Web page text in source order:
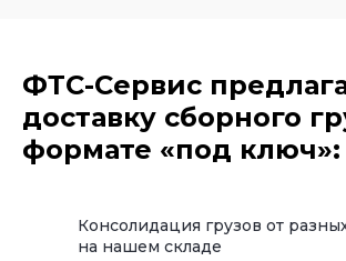
ФТС-Сервис
доставку сборного
формате «под ключ»:
Консолидация грузов от
на нашем складе
доставки под ваш график и бюджет
Экономия: вы платите только за свой
объём, без переплат за весь транспорт